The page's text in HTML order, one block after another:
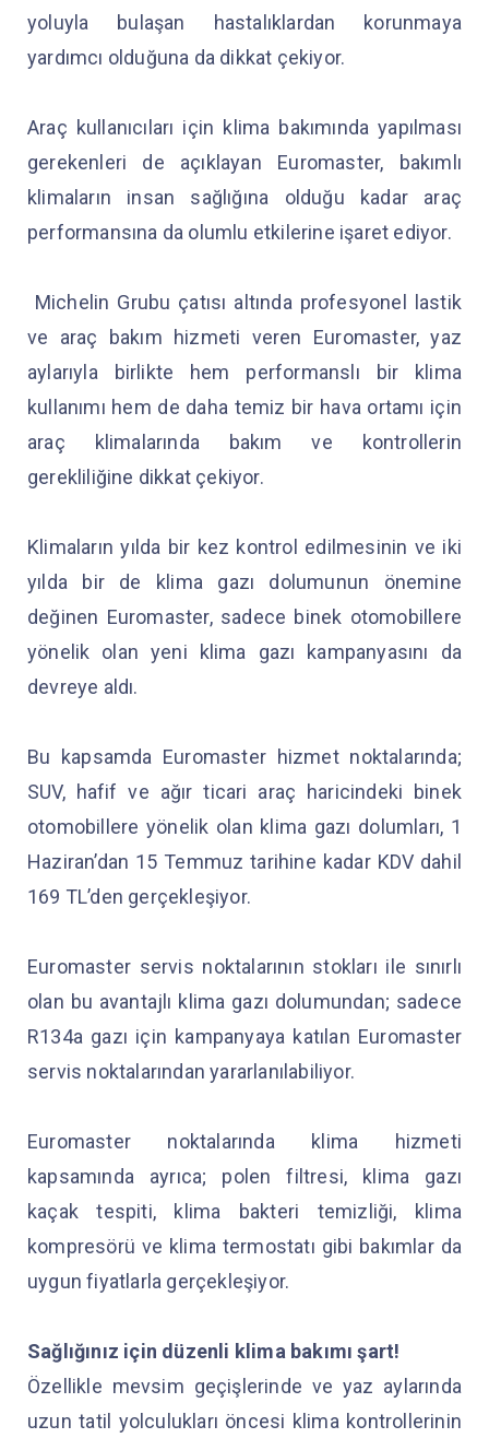
yoluyla bulaşan hastalıklardan korunmaya
yardımcı olduğuna da dikkat çekiyor.
Araç kullanıcıları için klima bakımında yapılması
gerekenleri de açıklayan Euromaster, bakımlı
klimaların insan sağlığına olduğu kadar araç
performansına da olumlu etkilerine işaret ediyor.
Michelin Grubu çatısı altında profesyonel lastik
ve araç bakım hizmeti veren Euromaster, yaz
aylarıyla birlikte hem performanslı bir klima
kullanımı hem de daha temiz bir hava ortamı için
araç klimalarında bakım ve kontrollerin
gerekliliğine dikkat çekiyor.
Klimaların yılda bir kez kontrol edilmesinin ve iki
yılda bir de klima gazı dolumunun önemine
değinen Euromaster, sadece binek otomobillere
yönelik olan yeni klima gazı kampanyasını da
devreye aldı.
Bu kapsamda Euromaster hizmet noktalarında;
SUV, hafif ve ağır ticari araç haricindeki binek
otomobillere yönelik olan klima gazı dolumları, 1
Haziran’dan 15 Temmuz tarihine kadar KDV dahil
169 TL’den gerçekleşiyor.
Euromaster servis noktalarının stokları ile sınırlı
olan bu avantajlı klima gazı dolumundan; sadece
R134a gazı için kampanyaya katılan Euromaster
servis noktalarından yararlanılabiliyor.
Euromaster noktalarında klima hizmeti
kapsamında ayrıca; polen filtresi, klima gazı
kaçak tespiti, klima bakteri temizliği, klima
kompresörü ve klima termostatı gibi bakımlar da
uygun fiyatlarla gerçekleşiyor.
Sağlığınız için düzenli klima bakımı şart!
Özellikle mevsim geçişlerinde ve yaz aylarında
uzun tatil yolculukları öncesi klima kontrollerinin